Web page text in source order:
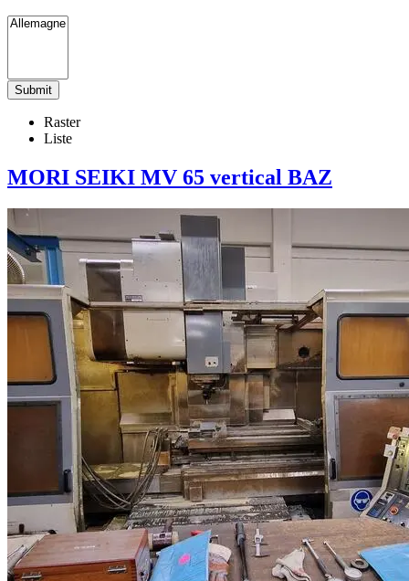
Raster
Liste
MORI SEIKI MV 65 vertical BAZ